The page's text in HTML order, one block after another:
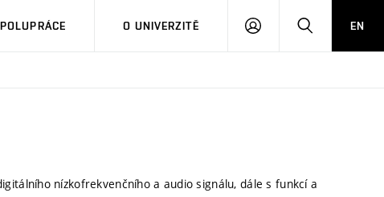
O UNIVERZITĚ
PŘIHLÁSIT HLEDATEN
nízkofrekvenčního a audio signálu, dále s funkcí a